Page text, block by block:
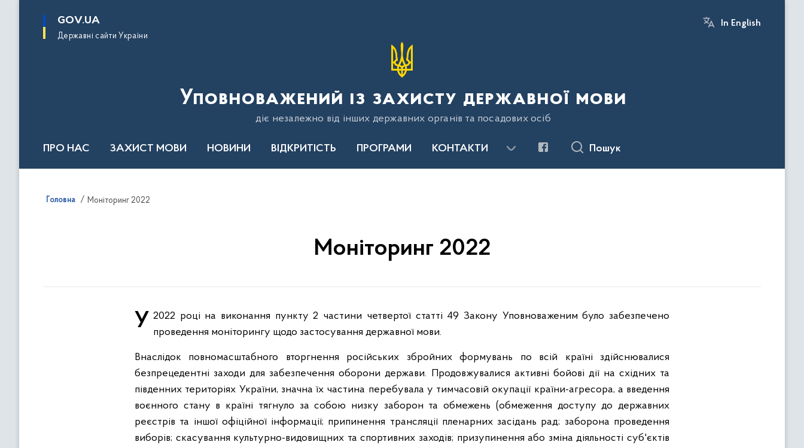
основного
GOV.UA
Державні сайти України
In English
Уповноважений із захисту державної мови
діє незалежно від інших державних органів та посадових осіб
ПРО НАС ЗАХИСТ МОВИ НОВИНИ ВІДКРИТІСТЬ ПРОГРАМИ КОНТАКТИ Пошук
Головна Моніторинг 2022
Моніторинг 2022
У 2022 році на виконання пункту 2 частини четвертої статті 49 Закону Уповноваженим було забезпечено проведення моніторингу щодо застосування державної мови.
Внаслідок повномасштабного вторгнення російських збройних формувань по всій країні здійснювалися
безпрецедентні заходи для забезпечення оборони держави. Продовжувалися активні бойові дії на східних та
південних територіях України, значна їх частина перебувала у тимчасовій окупації країни-агресора, а введення
воєнного стану в країні тягнуло за собою низку заборон та обмежень (обмеження доступу до державних
реєстрів та іншої офіційної інформації; припинення трансляції пленарних засідань рад; заборона проведення
виборів; скасування культурно-видовищних та спортивних заходів; призупинення або зміна діяльності суб'єктів